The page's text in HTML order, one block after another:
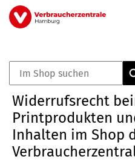
Direkt
zum
0
Widerrufsrecht
Printprodukten
Inhalten im Shop